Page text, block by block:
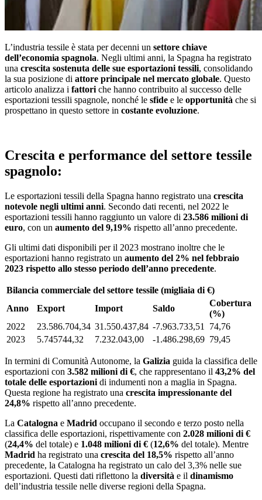
L’industria tessile è stata per decenni un settore chiave
dell’economia spagnola. Negli ultimi anni, la Spagna ha registrato
una crescita sostenuta delle sue esportazioni tessili, consolidando
la sua posizione di attore principale nel mercato globale. Questo
articolo analizza i fattori che hanno contribuito al successo delle
esportazioni tessili spagnole, nonché le sfide e le opportunità che si
prospettano in questo settore in costante evoluzione.
Crescita e performance del settore tessile
spagnolo:
Le esportazioni tessili della Spagna hanno registrato una crescita
notevole negli ultimi anni. Secondo dati recenti, nel 2022 le
esportazioni tessili hanno raggiunto un valore di 23.586 milioni di
euro, con un aumento del 9,19% rispetto all’anno precedente.
Gli ultimi dati disponibili per il 2023 mostrano inoltre che le
esportazioni hanno registrato un aumento del 2% nel febbraio
2023 rispetto allo stesso periodo dell’anno precedente.
Bilancia commerciale del settore tessile (migliaia di €)
Anno
Export Import Saldo
Cobertura
(%)
2022
23.586.704,34 31.550.437,84 -7.963.733,51
74,76
2023
5.745744,32 7.232.043,00 -1.486.298,69 79,45
In termini di Comunità Autonome, la Galizia guida la classifica delle
esportazioni con 3.582 milioni di €, che rappresentano il 43,2% del
totale delle esportazioni di indumenti non a maglia in Spagna.
Questa regione ha registrato una crescita impressionante del
24,8% rispetto all’anno precedente.
La Catalogna e Madrid occupano il secondo e terzo posto nella
classifica delle esportazioni, rispettivamente con 2.028 milioni di €
(24,4% del totale) e 1.048 milioni di € (12,6% del totale). Mentre
Madrid ha registrato una crescita del 18,5% rispetto all’anno
precedente, la Catalogna ha registrato un calo del 3,3% nelle sue
esportazioni. Questi dati riflettono la diversità e il dinamismo
dell’industria tessile nelle diverse regioni della Spagna.